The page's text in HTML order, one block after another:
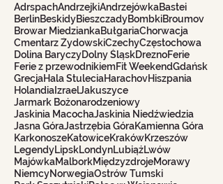
AdrspachAndrzejkiAndrzejówkaBastei
BerlinBeskidyBieszczadyBombkiBroumov
Browar MiedziankaBułgariaChorwacja
Cmentarz ŻydowskiCzechyCzęstochowa
Dolina BaryczyDolny ŚląskDreznoFerie
Ferie z przewodnikiemFit WeekendGdańsk
GrecjaHala StuleciaHarachovHiszpania
Holandia IzraelJakuszyce
Jarmark Bożonarodzeniowy
Jaskinia MacochaJaskinia Niedźwiedzia
Jasna GóraJastrzębia GóraKamienna Góra
KarkonoszeKatowiceKrakówKrzeszów
LegendyLipskLondynLubiążLwów
MajówkaMalborkMiędzyzdrojeMorawy
NiemcyNorwegiaOstrów Tumski